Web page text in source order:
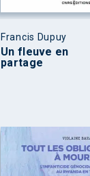
Francis Dupuy
Un fleuve en
partage